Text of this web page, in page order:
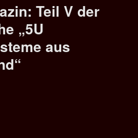
Teil V der
„5U
aus